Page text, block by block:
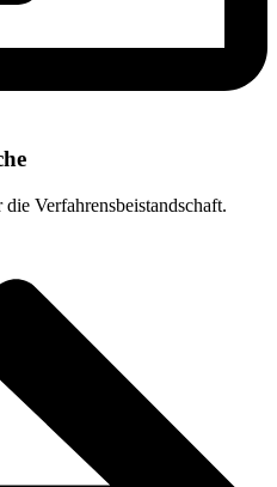
Verfahrensbeistandschaft.